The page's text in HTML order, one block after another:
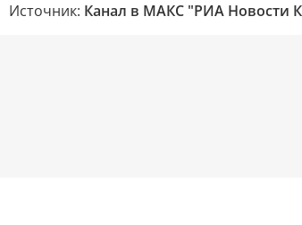
Источник: Канал в МАКС "РИА Новости